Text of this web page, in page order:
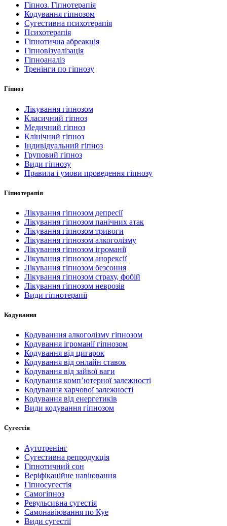
Гіпноз. Гіпнотерапія
Кодування гіпнозом
Сугестивна психотерапія
Психотерапія
Гіпнотична абреакція
Гіпновізуалізація
Гіпноаналіз
Тренінги по гіпнозу
Гіпноз
Лікування гіпнозом
Класичний гіпноз
Медичний гіпноз
Клінічний гіпноз
Індивідуальний гіпноз
Груповий гіпноз
Види гіпнозу
Правила і умови проведення гіпнозу
Гіпнотерапія
Лікування гіпнозом депресії
Лікування гіпнозом панічних атак
Лікування гіпнозом тривоги
Лікування гіпнозом алкоголізму
Лікування гіпнозом ігроманії
Лікування гіпнозом анорексії
Лікування гіпнозом безсоння
Лікування гіпнозом страху, фобій
Лікування гіпнозом неврозів
Види гіпнотерапії
Кодування
Кодуванння алкоголізму гіпнозом
Кодування ігроманії гіпнозом
Кодування від цигарок
Кодування від онлайн ставок
Кодування від зайвої ваги
Кодування комп’ютерної залежності
Кодування харчової залежності
Кодування від енергетиків
Види кодування гіпнозом
Сугестія
Аутотренінг
Сугестивна репродукція
Гіпнотичний сон
Веріфікаційне навіювання
Гіпносугестія
Самогіпноз
Ревульсивна сугестія
Самонавіювання по Куе
Види сугестії